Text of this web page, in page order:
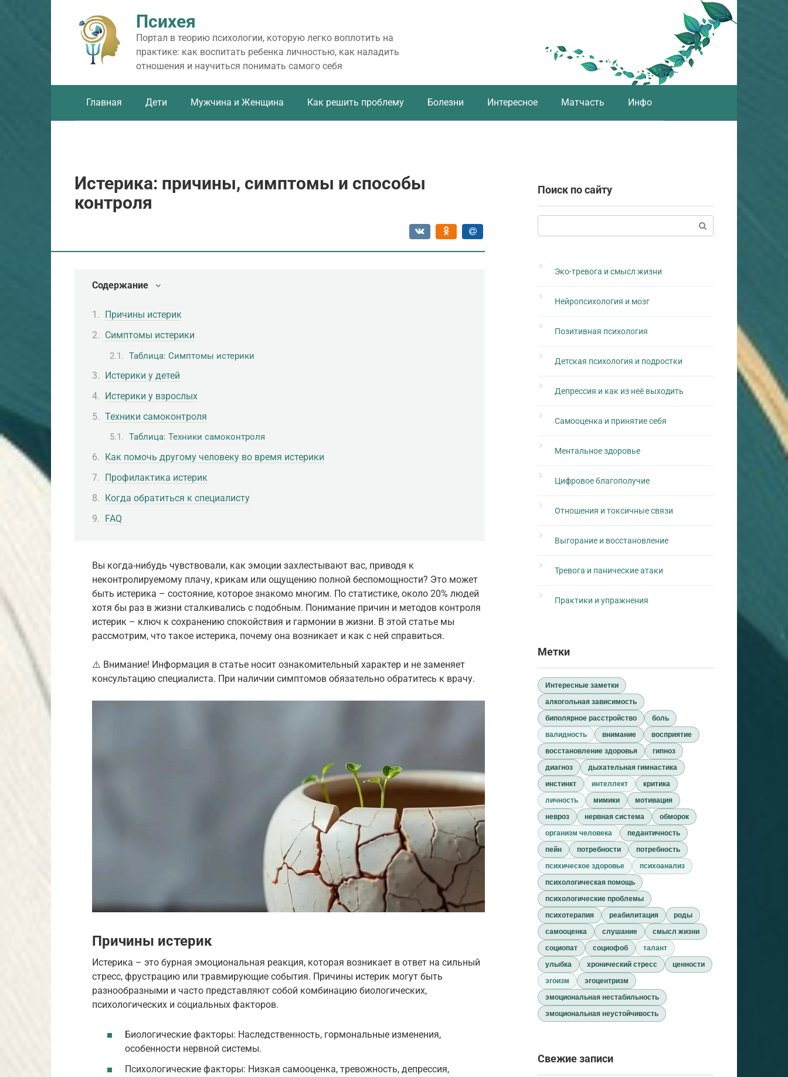
Психея
Портал в теорию психологии, которую легко воплотить на
практике: как воспитать ребенка личностью, как наладить
отношения и научиться понимать самого себя
Главная Дети Мужчина и Женщина Как решить проблему Болезни Интересное Матчасть Инфо
Истерика: причины, симптомы и способы
контроля
Содержание
Причины истерик
Симптомы истерики
Таблица: Симптомы истерики
Истерики у детей
Истерики у взрослых
Техники самоконтроля
Таблица: Техники самоконтроля
Как помочь другому человеку во время истерики
Профилактика истерик
Когда обратиться к специалисту
FAQ
Вы когда-нибудь чувствовали, как эмоции захлестывают вас, приводя к
неконтролируемому плачу, крикам или ощущению полной беспомощности? Это может
быть истерика – состояние, которое знакомо многим. По статистике, около 20% людей
хотя бы раз в жизни сталкивались с подобным. Понимание причин и методов контроля
истерик – ключ к сохранению спокойствия и гармонии в жизни. В этой статье мы
рассмотрим, что такое истерика, почему она возникает и как с ней справиться.
⚠️ Внимание! Информация в статье носит ознакомительный характер и не заменяет
консультацию специалиста. При наличии симптомов обязательно обратитесь к врачу.
Причины истерик
Истерика – это бурная эмоциональная реакция, которая возникает в ответ на сильный
стресс, фрустрацию или травмирующие события. Причины истерик могут быть
разнообразными и часто представляют собой комбинацию биологических,
психологических и социальных факторов.
Биологические факторы: Наследственность, гормональные изменения,
особенности нервной системы.
Психологические факторы: Низкая самооценка, тревожность, депрессия,
Поиск по сайту
Эко-тревога и смысл жизни
Нейропсихология и мозг
Позитивная психология
Детская психология и подростки
Депрессия и как из неё выходить
Самооценка и принятие себя
Ментальное здоровье
Цифровое благополучие
Отношения и токсичные связи
Выгорание и восстановление
Тревога и панические атаки
Практики и упражнения
Метки
Интересные заметки
алкогольная зависимость
биполярное расстройство
боль
валидность
внимание
восприятие
восстановление здоровья
гипноз
диагноз
дыхательная гимнастика
инстинкт
интеллект
критика
личность
мимики
мотивация
невроз
нервная система
обморок
организм человека
педантичность
пейн
потребности
потребность
психическое здоровье
психоанализ
психологическая помощь
психологические проблемы
психотерапия
реабилитация
роды
самооценка
слушание
смысл жизни
социопат
социофоб
талант
улыбка
хронический стресс
ценности
эгоизм
эгоцентризм
эмоциональная нестабильность
эмоциональная неустойчивость
Свежие записи